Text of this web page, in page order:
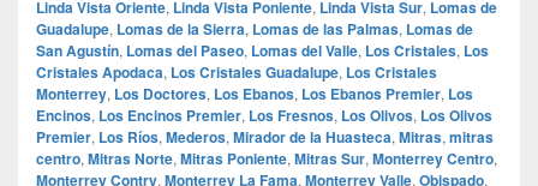
Linda Vista Oriente, Linda Vista Poniente, Linda Vista Sur, Lomas de
Guadalupe, Lomas de la Sierra, Lomas de las Palmas, Lomas de
San Agustín, Lomas del Paseo, Lomas del Valle, Los Cristales, Los
Cristales Apodaca, Los Cristales Guadalupe, Los Cristales
Monterrey, Los Doctores, Los Ebanos, Los Ebanos Premier, Los
Encinos, Los Encinos Premier, Los Fresnos, Los Olivos, Los Olivos
Premier, Los Ríos, Mederos, Mirador de la Huasteca, Mitras, mitras
centro, Mitras Norte, Mitras Poniente, Mitras Sur, Monterrey Centro,
Monterrey Contry, Monterrey La Fama, Monterrey Valle, Obispado,